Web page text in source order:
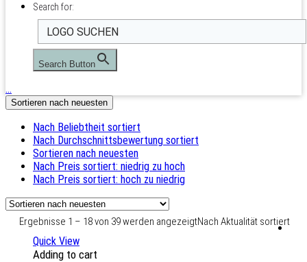
Search for:
Search Button
…
Sortieren nach neuesten
Nach Beliebtheit sortiert
Nach Durchschnittsbewertung sortiert
Sortieren nach neuesten
Nach Preis sortiert: niedrig zu hoch
Nach Preis sortiert: hoch zu niedrig
Ergebnisse 1 – 18 von 39 werden angezeigtNach Aktualität sortiert
Quick View
Adding to cart